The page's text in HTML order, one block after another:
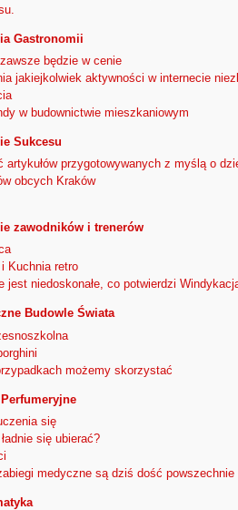
Gastronomii
będzie w cenie
jakiejkolwiek aktywności w internecie
w budownictwie mieszkaniowym
Sukcesu
artykułów przygotowywanych z myślą o
obcych Kraków
zawodników i trenerów
Kuchnia retro
jest niedoskonałe, co potwierdzi
Budowle Świata
możemy skorzystać
się
się ubierać?
medyczne są dziś dość powszechnie